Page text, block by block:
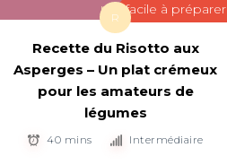
facile à préparer
R
Recette du Risotto aux
Asperges – Un plat crémeux
pour les amateurs de
légumes
40 mins Intermédiaire